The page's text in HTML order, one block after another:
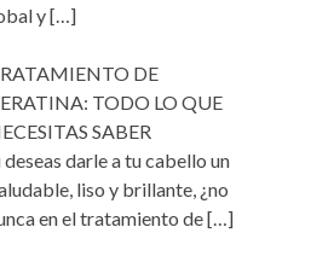
y[…]
DE
TODO LO QUE
SABER
deseas darle a tu cabello un
liso y brillante, ¿no
en el tratamiento de[…]